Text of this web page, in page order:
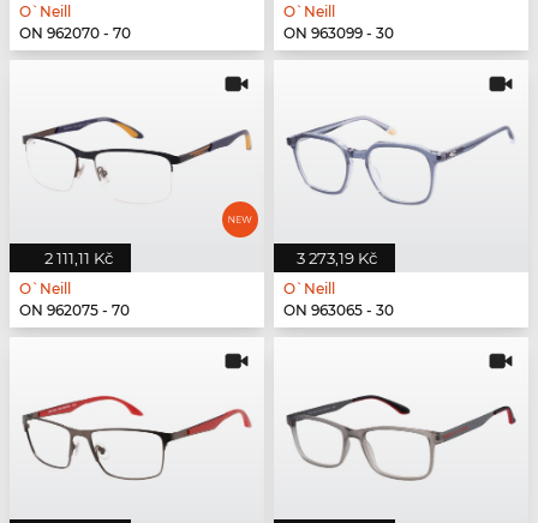
O`Neill
ON 962070 - 70
O`Neill
ON 963099 - 30
2 111,11 Kč
O`Neill
ON 962075 - 70
3 273,19 Kč
O`Neill
ON 963065 - 30